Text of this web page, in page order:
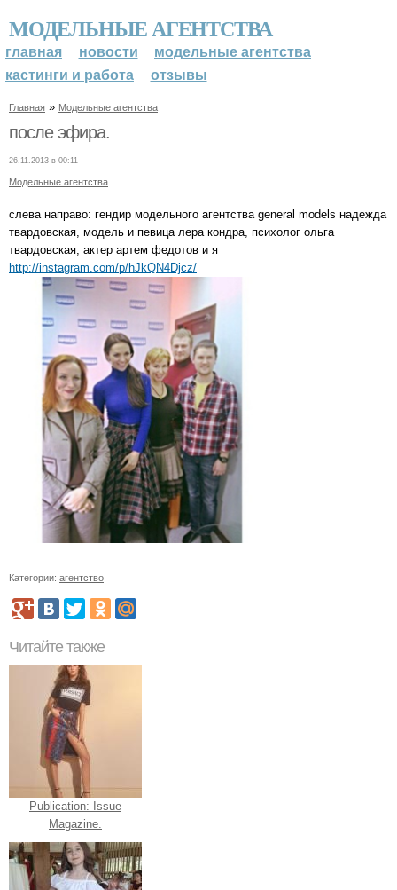
МОДЕЛЬНЫЕ АГЕНТСТВА
главная новости
модельные агентства
кастинги и работа
отзывы
Главная » Модельные агентства
после эфира.
26.11.2013 в 00:11
Модельные агентства
слева направо: гендир модельного агентства general models надежда
твардовская, модель и певица лера кондра, психолог ольга
твардовская, актер артем федотов и я
http://instagram.com/p/hJkQN4Djcz/
Категории: агентство
Читайте также
Publication: Issue
Magazine.